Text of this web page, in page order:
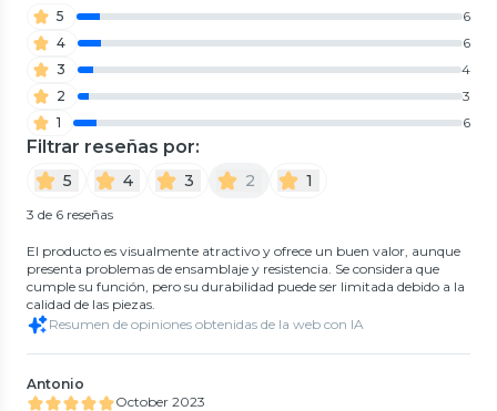
5
6
4
6
3
4
2
3
1
6
Filtrar reseñas por:
5 4 3 2 1
3 de 6 reseñas
El producto es visualmente atractivo y ofrece un buen valor, aunque
presenta problemas de ensamblaje y resistencia. Se considera que
cumple su función, pero su durabilidad puede ser limitada debido a la
calidad de las piezas.
Resumen de opiniones obtenidas de la web con IA
Antonio
October 2023